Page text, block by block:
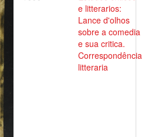
e litterarios:
Lance d'olhos
sobre a comedia
e sua critica.
Correspondência
litteraria